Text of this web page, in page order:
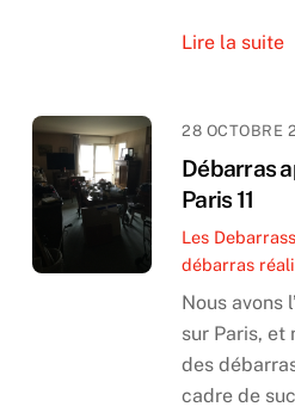
Lire la suite
28 OCTOBRE
Débarras
Paris 11
Les
débarras
Nous avons
sur Paris, et
des
cadre de